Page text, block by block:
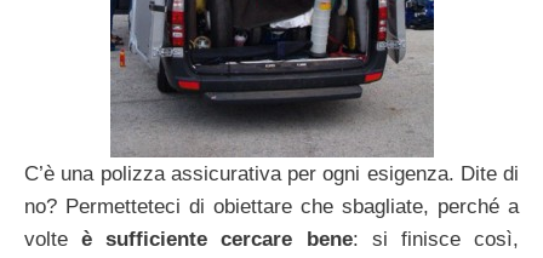
C’è una polizza assicurativa per ogni esigenza. Dite di
no? Permetteteci di obiettare che sbagliate, perché a
volteè sufficiente cercare bene: si finisce così,